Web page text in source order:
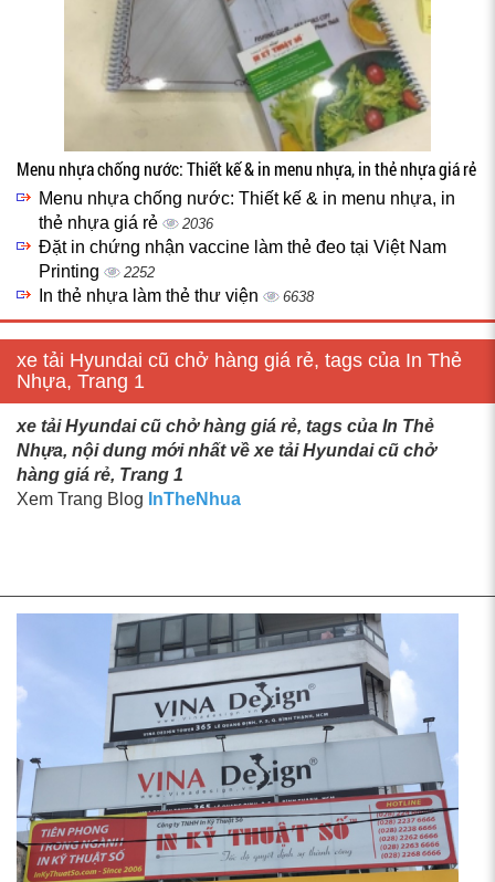
Menu nhựa chống nước: Thiết kế & in menu nhựa, in thẻ nhựa giá rẻ
Menu nhựa chống nước: Thiết kế & in menu nhựa, in
thẻ nhựa giá rẻ
2036
Đặt in chứng nhận vaccine làm thẻ đeo tại Việt Nam
Printing
2252
In thẻ nhựa làm thẻ thư viện 6638
xe tải Hyundai cũ chở hàng giá rẻ, tags của In Thẻ
Nhựa, Trang 1
xe tải Hyundai cũ chở hàng giá rẻ, tags của In Thẻ
Nhựa, nội dung mới nhất về xe tải Hyundai cũ chở
hàng giá rẻ, Trang 1
Xem Trang Blog InTheNhua